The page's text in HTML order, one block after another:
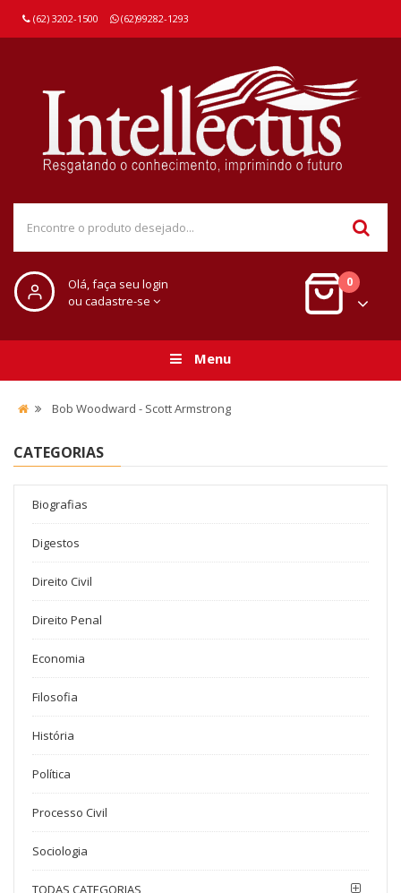
(62) 3202-1500 (62)99282-1293
Olá, faça seu login
ou cadastre-se
0
Menu
Bob Woodward - Scott Armstrong
CATEGORIAS
Biografias
Digestos
Direito Civil
Direito Penal
Economia
Filosofia
História
Política
Processo Civil
Sociologia
TODAS CATEGORIAS